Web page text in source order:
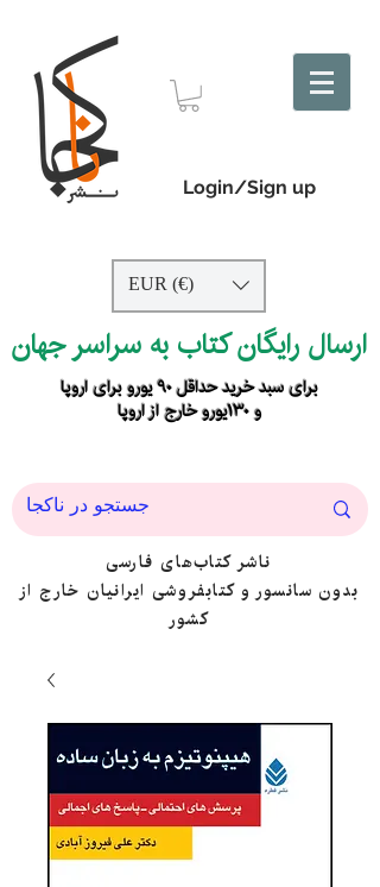
Login/Sign up
EUR (€)
ارسال رایگان کتاب به سراسر جهان
برای سبد خرید حداقل ۹۰ یورو برای اروپا
و ۱۳۰یورو خارج از اروپا
ناشر کتاب‌های فارسی
بدون سانسور و کتابفروشی ایرانیان خارج از
کشور